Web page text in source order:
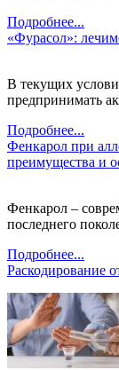
Подробнее...
«Фурасол»:
В текущих
предпринимать
Подробнее...
Фенкарол при
преимущества и
Фенкарол –
последнего
Подробнее...
Раскодирование